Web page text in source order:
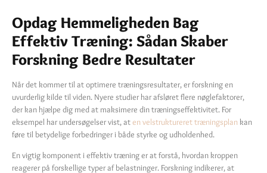
Opdag Hemmeligheden Bag
Effektiv Træning: Sådan Skaber
Forskning Bedre Resultater
Når det kommer til at optimere træningsresultater, er forskning en
uvurderlig kilde til viden. Nyere studier har afsløret flere nøglefaktorer,
der kan hjælpe dig med at maksimere din træningseffektivitet. For
eksempel har undersøgelser vist, aten velstruktureret træningsplan kan
føre til betydelige forbedringer i både styrke og udholdenhed.
En vigtig komponent i effektiv træning er at forstå, hvordan kroppen
reagerer på forskellige typer af belastninger. Forskning indikerer, at